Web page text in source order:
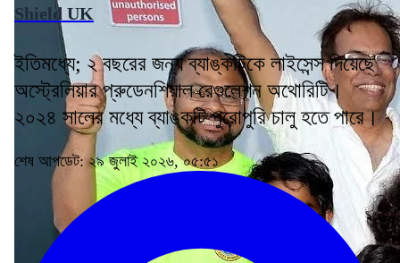
Shield UK
ইতিমধ্যে; ২ বছরের জন্য ব্যাঙ্কটিকে লাইসেন্স দিয়েছে
অস্ট্রেলিয়ার প্রুডেনশিয়াল রেগুলেশন অথোরিটি।
২০২৪ সালের মধ্যে ব্যাঙ্কটি পুরোপুরি চালু হতে পারে।
শেষ আপডেট: ২৯ জুলাই ২০২৬, ০৫:৫১